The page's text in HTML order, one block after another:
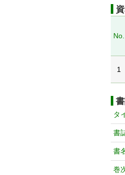
No.
1
タ
書
書
巻